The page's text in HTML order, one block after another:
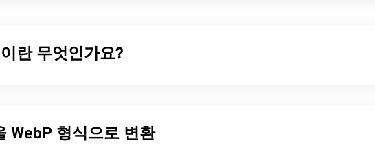
란 무엇인가요?
더 작지만 시각적 품질은 비슷합니다. WebP 이미지는 웹 페이지와 모바일 애
르게 로드됩니다.
다른 파일을 WebP 형식으로 변환